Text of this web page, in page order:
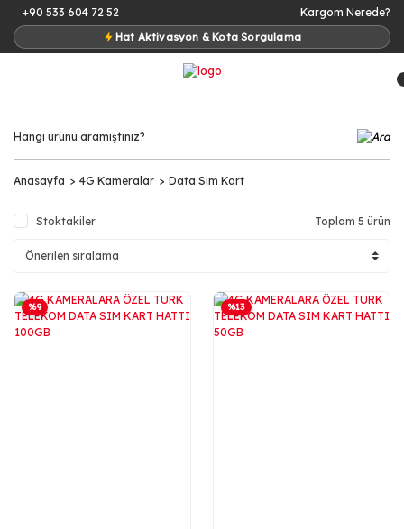
+90 533 604 72 52
Hat Aktivasyon & Kota Sorgulama
Kargom Nerede?
Anasayfa 4G Kameralar Data Sim Kart
Stoktakiler Toplam 5 ürün
%9 %13